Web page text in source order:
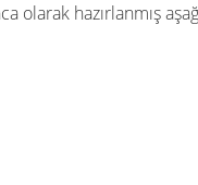
olarak hazırlanmış